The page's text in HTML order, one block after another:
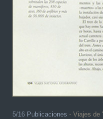
5/16 Publicaciones - Viajes de